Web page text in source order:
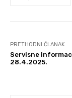
PRETHODNI ČLANAK
Servisne
28.4.2025.